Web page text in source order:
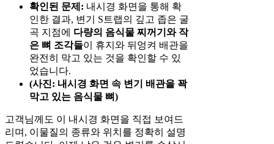
확인된 문제: 내시경 화면을 통해 확
인한 결과, 변기 S트랩의 깊고 좁은 굴
곡 지점에 다량의 음식물 찌꺼기와 작
은 뼈 조각들이 휴지와 뒤엉켜 배관을
완전히 막고 있는 것을 확인할 수 있
었습니다.
(사진: 내시경 화면 속 변기 배관을 꽉
막고 있는 음식물 뼈)
고객님께도 이 내시경 화면을 직접 보여드
리며, 이물질의 종류와 위치를 정확히 설명